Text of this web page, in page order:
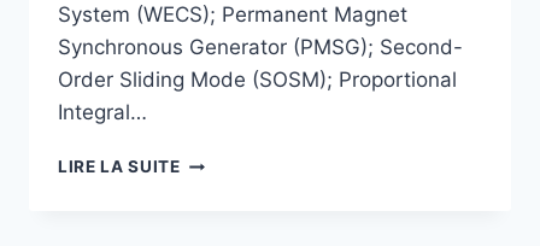
System (WECS); Permanent Magnet
Synchronous Generator (PMSG); Second-
Order Sliding Mode (SOSM); Proportional
Integral…
LIRE LA SUITENON-